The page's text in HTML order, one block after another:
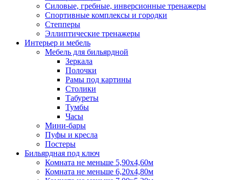
Силовые, гребные, инверсионные тренажеры
Спортивные комплексы и городки
Степперы
Эллиптические тренажеры
Интерьер и мебель
Мебель для бильярдной
Зеркала
Полочки
Рамы под картины
Столики
Табуреты
Тумбы
Часы
Мини-бары
Пуфы и кресла
Постеры
Бильярдная под ключ
Комната не меньше 5,90х4,60м
Комната не меньше 6,20х4,80м